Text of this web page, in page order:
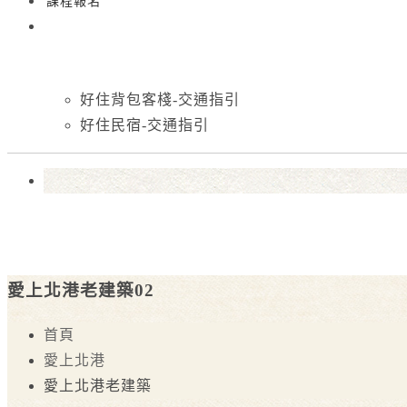
好住背包客棧-交通指引
好住民宿-交通指引
愛上北港老建築02
首頁
愛上北港
愛上北港老建築